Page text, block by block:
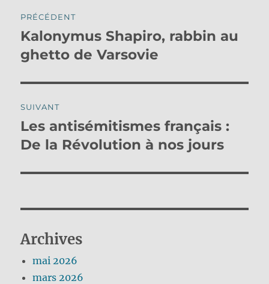
de
l’article
PRÉCÉDENT
Publication
précédente :
Kalonymus Shapiro, rabbin au
ghetto de Varsovie
SUIVANT
Publication
suivante :
Les antisémitismes français :
De la Révolution à nos jours
Archives
mai 2026
mars 2026